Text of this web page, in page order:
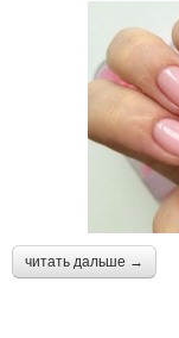
читать дальше →